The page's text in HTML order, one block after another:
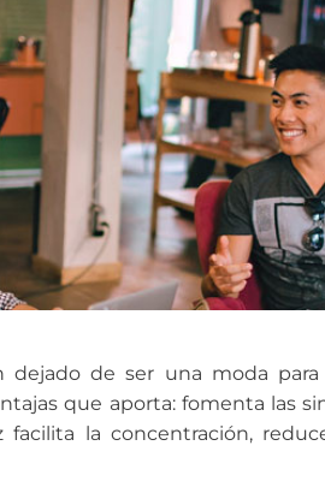
dejado de ser una moda
que aporta: fomenta las
la concentración,